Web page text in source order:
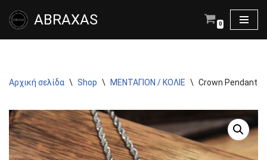
Μεταπηδήστε
ABRAXAS 0
Αρχική σελίδα \ Shop \ ΜΕΝΤΑΓΙΟΝ / ΚΟΛΙΕ \ Crown Pendant